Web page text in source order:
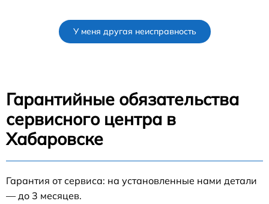
У меня другая неисправность
Гарантийные обязательства
сервисного центра в
Хабаровске
Гарантия от сервиса: на установленные нами детали
— до 3 месяцев.